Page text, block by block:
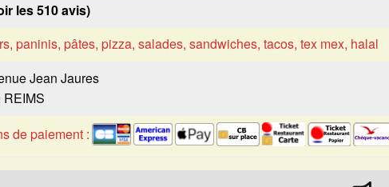
les 510 avis)
paninis, pâtes, pizza, salades, sandwiches, tacos, tex mex, halal
Jean Jaures
de paiement :